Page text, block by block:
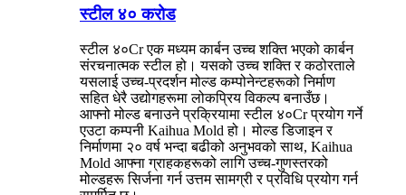
स्टील ४० करोड
स्टील ४०Cr एक मध्यम कार्बन उच्च शक्ति भएको कार्बन
संरचनात्मक स्टील हो। यसको उच्च शक्ति र कठोरताले
यसलाई उच्च-प्रदर्शन मोल्ड कम्पोनेन्टहरूको निर्माण
सहित धेरै उद्योगहरूमा लोकप्रिय विकल्प बनाउँछ।
आफ्नो मोल्ड बनाउने प्रक्रियामा स्टील ४०Cr प्रयोग गर्ने
एउटा कम्पनी Kaihua Mold हो। मोल्ड डिजाइन र
निर्माणमा २० वर्ष भन्दा बढीको अनुभवको साथ, Kaihua
Mold आफ्ना ग्राहकहरूको लागि उच्च-गुणस्तरको
मोल्डहरू सिर्जना गर्न उत्तम सामग्री र प्रविधि प्रयोग गर्न